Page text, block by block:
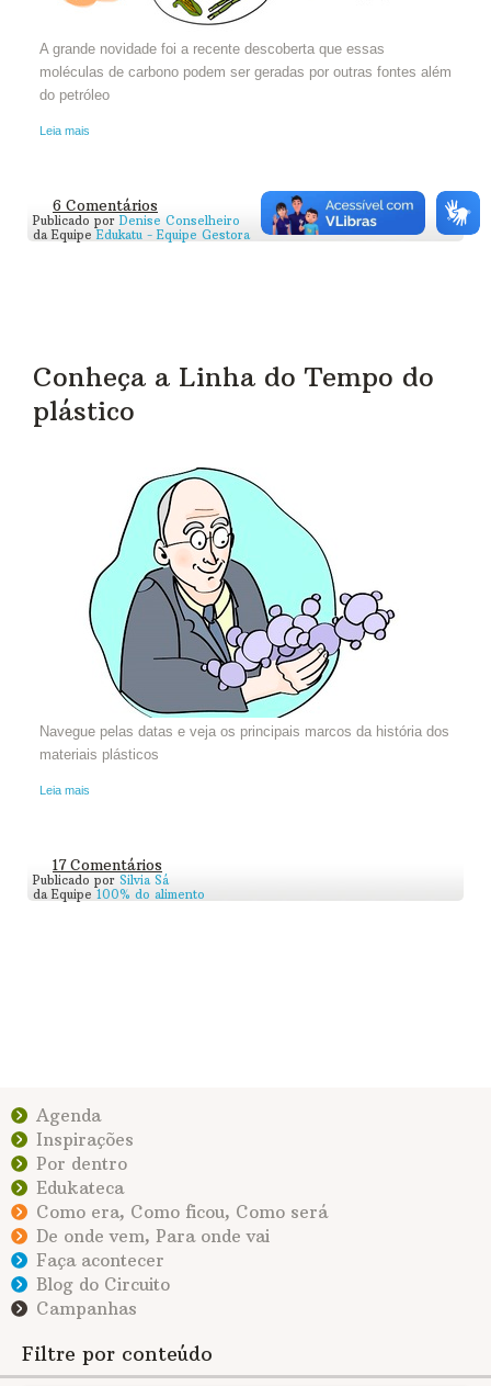
A grande novidade foi a recente descoberta que essas
moléculas de carbono podem ser geradas por outras fontes além
do petróleo
Leia mais
6 Comentários
Publicado por Denise Conselheiro
da Equipe Edukatu - Equipe Gestora
Conheça a Linha do Tempo do
plástico
Navegue pelas datas e veja os principais marcos da história dos
materiais plásticos
Leia mais
17 Comentários
Publicado por Silvia Sá
da Equipe 100% do alimento
Agenda
Inspirações
Por dentro
Edukateca
Como era, Como ficou, Como será
De onde vem, Para onde vai
Faça acontecer
Blog do Circuito
Campanhas
Filtre por conteúdo